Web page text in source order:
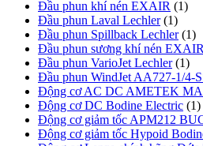
Đầu phun khí nén EXAIR (1)
Đầu phun Laval Lechler (1)
Đầu phun Spillback Lechler (1)
Đầu phun sương khí nén EXAIR
Đầu phun VarioJet Lechler (1)
Đầu phun WindJet AA727-1/4-
Động cơ AC DC AMETEK
Động cơ DC Bodine Electric (1)
Động cơ giảm tốc APM212
Động cơ giảm tốc Hypoid